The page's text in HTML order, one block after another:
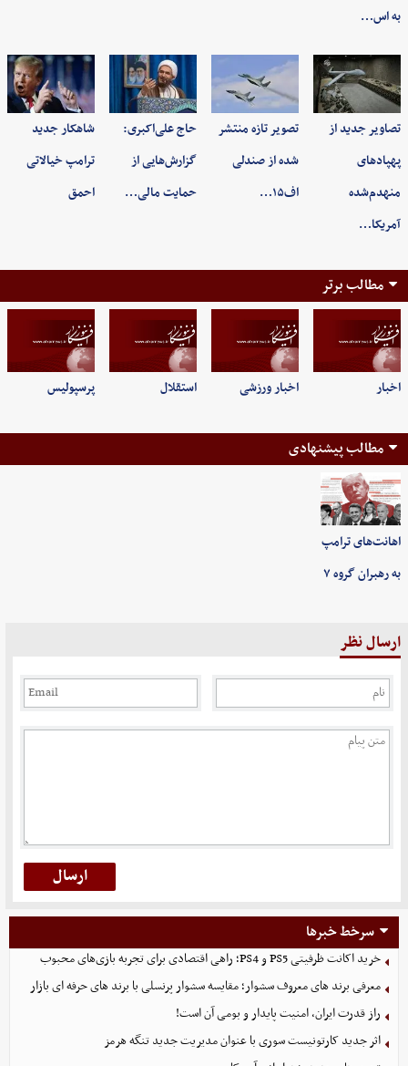
به اس…
تصاویر جدید از
پهپادهای
منهدم‌شده
آمریکا…
تصویر تازه منتشر
شده از صندلی
اف۱۵…
حاج علی‌اکبری:
گزارش‌هایی از
حمایت مالی…
شاهکار جدید
ترامپ خیالاتی
احمق
مطالب برتر
اخبار اخبار ورزشی استقلال پرسپولیس
مطالب پیشنهادی
اهانت‌های ترامپ
به رهبران گروه ۷
ارسال نظر
سرخط خبرها
خرید اکانت ظرفیتی PS5 و PS4؛ راهی اقتصادی برای تجربه بازی‌های محبوب
معرفی برند های معروف سشوار؛ مقایسه سشوار پرنسلی با برند های حرفه ای بازار
راز قدرت ایران، امنیت پایدار و بومی آن است!
اثر جدید کارتونیست سوری با عنوان مدیریت جدید تنگه هرمز